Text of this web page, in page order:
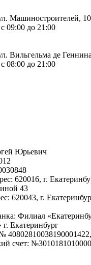
Машиностроителей, 10
09:00 до 21:00
Вильгельма де
08:00 до 21:00
Юрьевич
620016, г.
43
620043, г.
Филиал
Екатеринбург
40802810038190001422,
счет: